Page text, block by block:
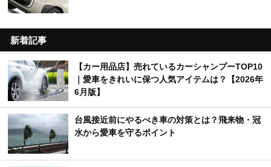
新着記事
【カー用品店】売れているカーシャンプーTOP10
｜愛車をきれいに保つ人気アイテムは？【2026年
6月版】
台風接近前にやるべき車の対策とは？飛来物・冠
水から愛車を守るポイント